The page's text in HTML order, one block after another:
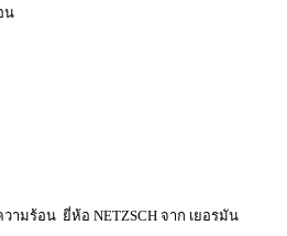
น
วามร้อน ยี่ห้อ NETZSCH จาก เยอรมัน